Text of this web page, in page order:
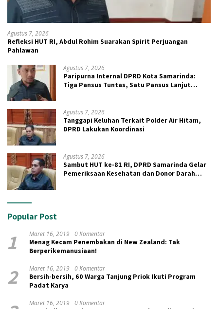
Agustus 7, 2026
Refleksi HUT RI, Abdul Rohim Suarakan Spirit Perjuangan
Pahlawan
Agustus 7, 2026
Paripurna Internal DPRD Kota Samarinda:
Tiga Pansus Tuntas, Satu Pansus Lanjut
Agustus 7, 2026
Tanggapi Keluhan Terkait Polder Air Hitam,
DPRD Lakukan Koordinasi
Agustus 7, 2026
Sambut HUT ke-81 RI, DPRD Samarinda Gelar
Pemeriksaan Kesehatan dan Donor Darah
Popular Post
1 Maret 16, 2019 0 Komentar
Menag Kecam Penembakan di New Zealand: Tak
Berperikemanusiaan!
2 Maret 16, 2019 0 Komentar
Bersih-bersih, 60 Warga Tanjung Priok Ikuti Program
Padat Karya
Maret 16, 2019 0 Komentar